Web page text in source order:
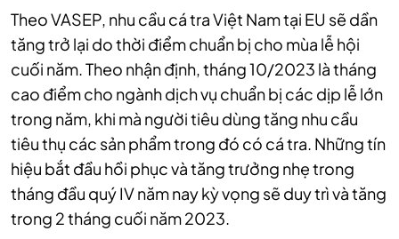
Theo VASEP, nhu cầu cá tra Việt Nam tại EU sẽ dần
tăng trở lại do thời điểm chuẩn bị cho mùa lễ hội
cuối năm. Theo nhận định, tháng 10/2023 là tháng
cao điểm cho ngành dịch vụ chuẩn bị các dịp lễ lớn
trong năm, khi mà người tiêu dùng tăng nhu cầu
tiêu thụ các sản phẩm trong đó có cá tra. Những tín
hiệu bắt đầu hồi phục và tăng trưởng nhẹ trong
tháng đầu quý IV năm nay kỳ vọng sẽ duy trì và tăng
trong 2 tháng cuối năm 2023.